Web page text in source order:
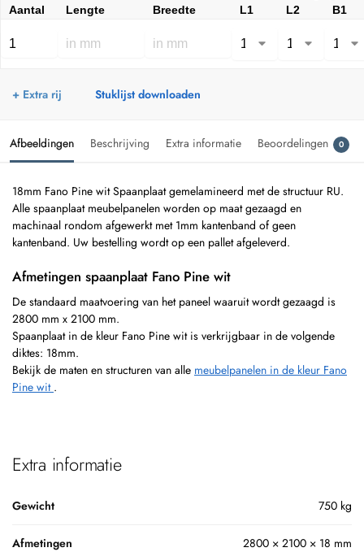
Aantal Lengte Breedte L1 L2 B1
+ Extra rij Stuklijst downloaden
Afbeeldingen Beschrijving Extra informatie Beoordelingen 0
18mm Fano Pine wit Spaanplaat gemelamineerd met de structuur RU.
Alle spaanplaat meubelpanelen worden op maat gezaagd en
machinaal rondom afgewerkt met 1mm kantenband of geen
kantenband. Uw bestelling wordt op een pallet afgeleverd.
Afmetingen spaanplaat Fano Pine wit
De standaard maatvoering van het paneel waaruit wordt gezaagd is
2800 mm x 2100 mm.
Spaanplaat in de kleur Fano Pine wit is verkrijgbaar in de volgende
diktes: 18mm.
Bekijk de maten en structuren van alle meubelpanelen in de kleur Fano
Pine wit .
Extra informatie
Gewicht 750 kg
Afmetingen 2800 × 2100 × 18 mm